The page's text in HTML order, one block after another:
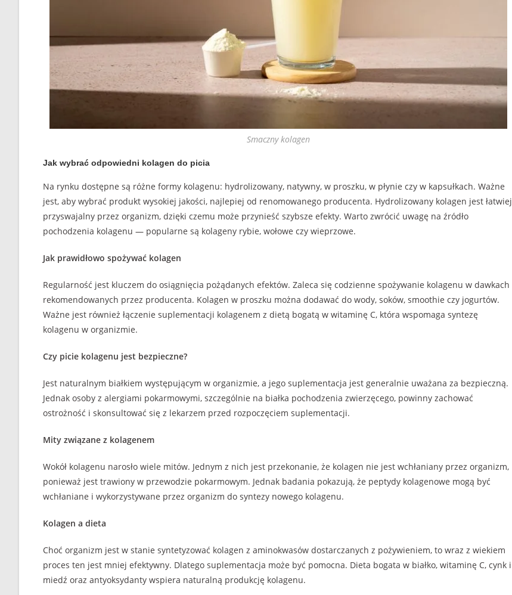
Smaczny kolagen
Jak wybrać odpowiedni kolagen do picia
Na rynku dostępne są różne formy kolagenu: hydrolizowany, natywny, w proszku, w płynie czy w kapsułkach. Ważne
jest, aby wybrać produkt wysokiej jakości, najlepiej od renomowanego producenta. Hydrolizowany kolagen jest łatwiej
przyswajalny przez organizm, dzięki czemu może przynieść szybsze efekty. Warto zwrócić uwagę na źródło
pochodzenia kolagenu — popularne są kolageny rybie, wołowe czy wieprzowe.
Jak prawidłowo spożywać kolagen
Regularność jest kluczem do osiągnięcia pożądanych efektów. Zaleca się codzienne spożywanie kolagenu w dawkach
rekomendowanych przez producenta. Kolagen w proszku można dodawać do wody, soków, smoothie czy jogurtów.
Ważne jest również łączenie suplementacji kolagenem z dietą bogatą w witaminę C, która wspomaga syntezę
kolagenu w organizmie.
Czy picie kolagenu jest bezpieczne?
Jest naturalnym białkiem występującym w organizmie, a jego suplementacja jest generalnie uważana za bezpieczną.
Jednak osoby z alergiami pokarmowymi, szczególnie na białka pochodzenia zwierzęcego, powinny zachować
ostrożność i skonsultować się z lekarzem przed rozpoczęciem suplementacji.
Mity związane z kolagenem
Wokół kolagenu narosło wiele mitów. Jednym z nich jest przekonanie, że kolagen nie jest wchłaniany przez organizm,
ponieważ jest trawiony w przewodzie pokarmowym. Jednak badania pokazują, że peptydy kolagenowe mogą być
wchłaniane i wykorzystywane przez organizm do syntezy nowego kolagenu.
Kolagen a dieta
Choć organizm jest w stanie syntetyzować kolagen z aminokwasów dostarczanych z pożywieniem, to wraz z wiekiem
proces ten jest mniej efektywny. Dlatego suplementacja może być pomocna. Dieta bogata w białko, witaminę C, cynk i
miedź oraz antyoksydanty wspiera naturalną produkcję kolagenu.